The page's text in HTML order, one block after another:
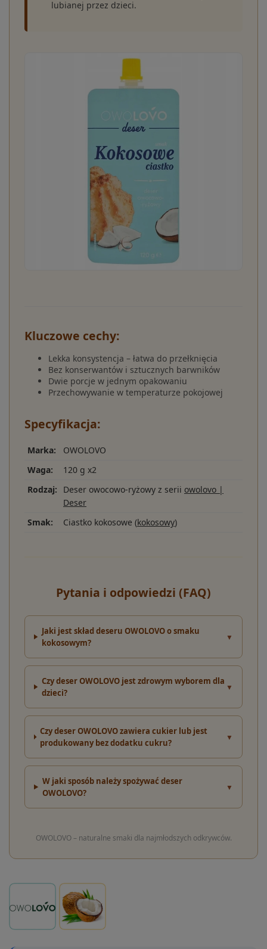
lubianej przez dzieci.
Kluczowe cechy:
Lekka konsystencja – łatwa do przełknięcia
Bez konserwantów i sztucznych barwników
Dwie porcje w jednym opakowaniu
Przechowywanie w temperaturze pokojowej
Specyfikacja:
Marka:
OWOLOVO
Waga:
120 g x2
Rodzaj:
Deser owocowo-ryżowy z serii owolovo |
Deser
Smak:
Ciastko kokosowe (kokosowy)
Pytania i odpowiedzi (FAQ)
Jaki jest skład deseru OWOLOVO o smaku
kokosowym?
▼
Czy deser OWOLOVO jest zdrowym wyborem dla
dzieci?
▼
Czy deser OWOLOVO zawiera cukier lub jest
produkowany bez dodatku cukru?
▼
W jaki sposób należy spożywać deser
OWOLOVO?
▼
OWOLOVO – naturalne smaki dla najmłodszych odkrywców.